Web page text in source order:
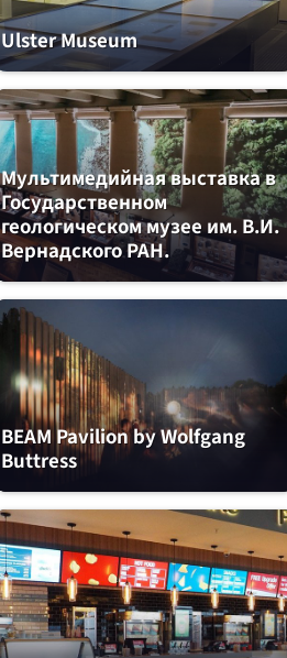
Ulster Museum
Мультимедийная выставка в
Государственном
геологическом музее им. В.И.
Вернадского РАН.
BEAM Pavilion by Wolfgang
Buttress